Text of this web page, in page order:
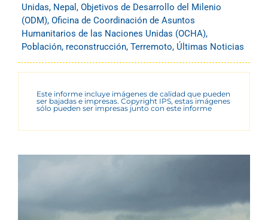
Unidas, Nepal , Objetivos de Desarrollo del Milenio
(ODM), Oficina de Coordinación de Asuntos
Humanitarios de las Naciones Unidas (OCHA),
Población, reconstrucción, Terremoto, Últimas Noticias
Este informe incluye imágenes de calidad que pueden
ser bajadas e impresas. Copyright IPS, estas imágenes
sólo pueden ser impresas junto con este informe